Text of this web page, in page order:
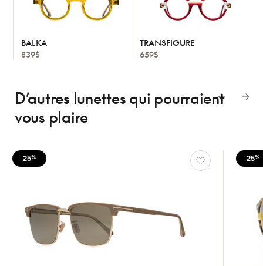
BALKA
839$
TRANSFIGURE
659$
D’autres lunettes qui pourraient
vous plaire
25% 25%